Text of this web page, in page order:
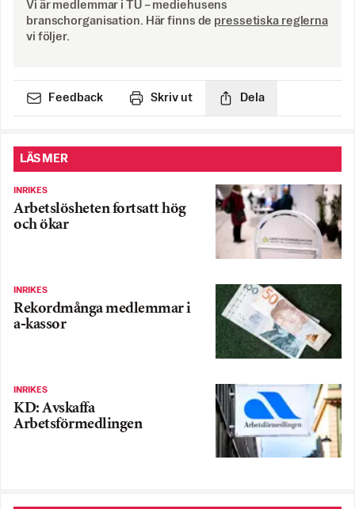
Vi är medlemmar i TU – mediehusens
branschorganisation. Här finns de pressetiska reglerna
vi följer.
Feedback Skriv ut Dela
LÄS MER
INRIKES
Arbetslösheten fortsatt hög
och ökar
INRIKES
Rekordmånga medlemmar i
a-kassor
INRIKES
KD: Avskaffa
Arbetsförmedlingen